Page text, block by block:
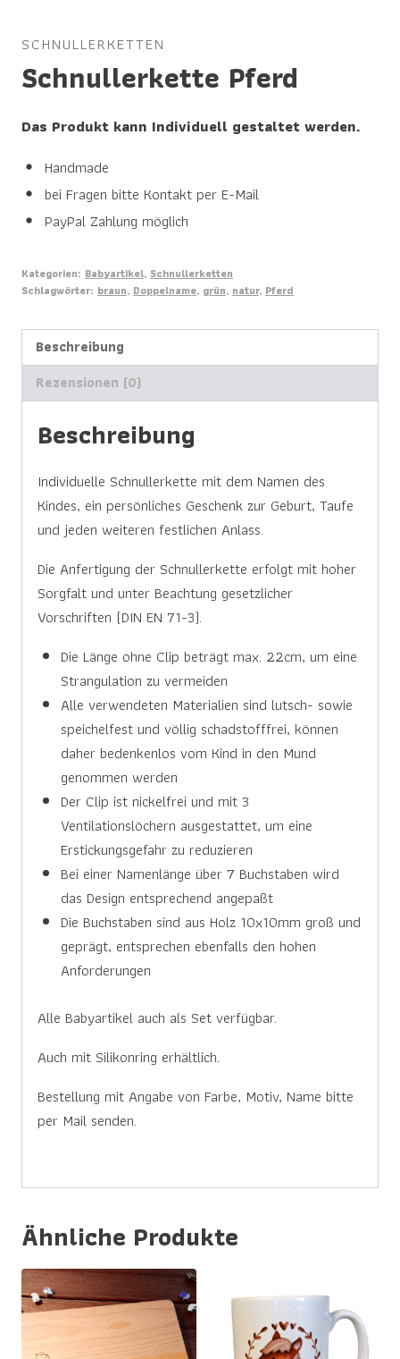
SCHNULLERKETTEN
Schnullerkette Pferd
Das Produkt kann Individuell gestaltet werden.
Handmade
bei Fragen bitte Kontakt per E-Mail
PayPal Zahlung möglich
Kategorien: Babyartikel, Schnullerketten
Schlagwörter: braun, Doppelname, grün, natur, Pferd
Beschreibung
Rezensionen (0)
Beschreibung
Individuelle Schnullerkette mit dem Namen des
Kindes, ein persönliches Geschenk zur Geburt, Taufe
und jeden weiteren festlichen Anlass.
Die Anfertigung der Schnullerkette erfolgt mit hoher
Sorgfalt und unter Beachtung gesetzlicher
Vorschriften (DIN EN 71-3).
Die Länge ohne Clip beträgt max. 22cm, um eine
Strangulation zu vermeiden
Alle verwendeten Materialien sind lutsch- sowie
speichelfest und völlig schadstofffrei, können
daher bedenkenlos vom Kind in den Mund
genommen werden
Der Clip ist nickelfrei und mit 3
Ventilationslöchern ausgestattet, um eine
Erstickungsgefahr zu reduzieren
Bei einer Namenlänge über 7 Buchstaben wird
das Design entsprechend angepaßt
Die Buchstaben sind aus Holz 10x10mm groß und
geprägt, entsprechen ebenfalls den hohen
Anforderungen
Alle Babyartikel auch als Set verfügbar.
Auch mit Silikonring erhältlich.
Bestellung mit Angabe von Farbe, Motiv, Name bitte
per Mail senden.
Ähnliche Produkte